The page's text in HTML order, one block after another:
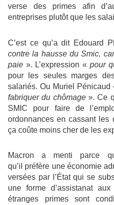
verse des primes afin
entreprises plutôt que les
C’est ce qu’a dit Edouard
contre la hausse du Smic,
paie ». L’expression« pour
pour les seules marges
salariés. Ou Muriel Pénicaud
fabriquer du chômage». Ce
SMIC pour faire de
ordonnances en cassant les
ça coûte moins cher de les
Macron a menti parce
qu’il préfère une économie
versées par l’État qui se
une forme d’assistanat
étranges primes sont